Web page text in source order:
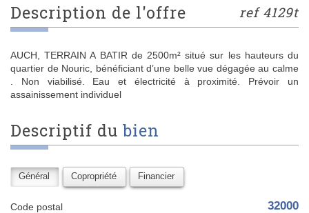
description de l'offre ref 4129t
AUCH, TERRAIN A BATIR de 2500m² situé sur les hauteurs du
quartier de Nouric, bénéficiant d’une belle vue dégagée au calme
. Non viabilisé. Eau et électricité à proximité. Prévoir un
assainissement individuel
descriptif du bien
Général Copropriété Financier
Code postal 32000